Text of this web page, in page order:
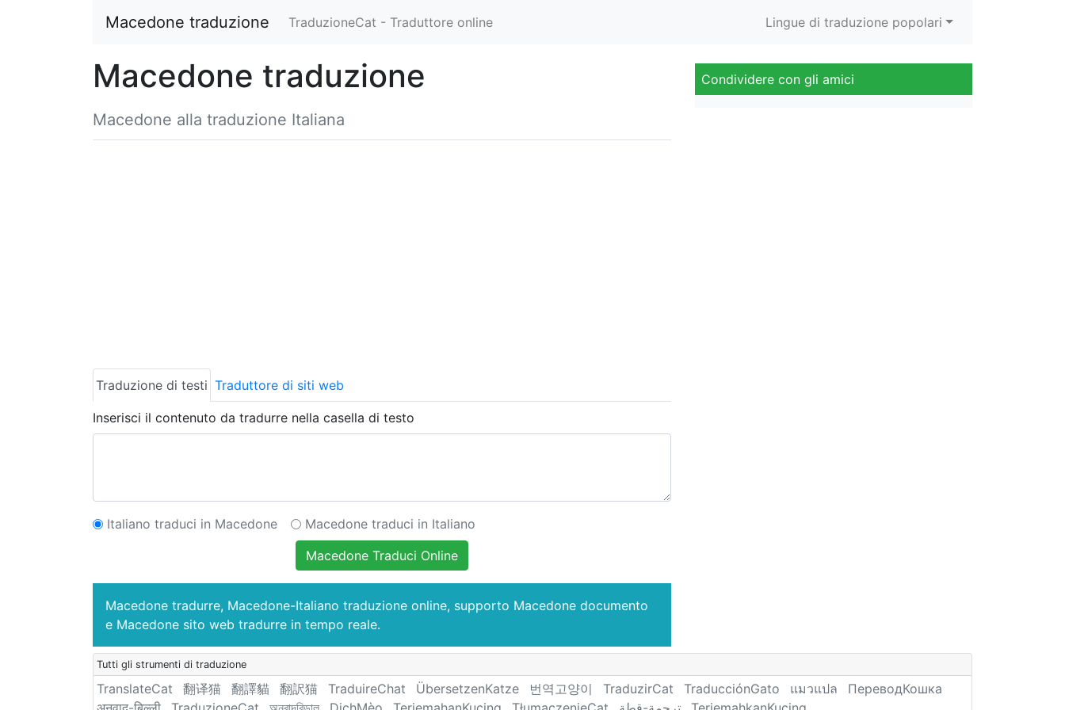
Macedone traduzione TraduzioneCat - Traduttore online Lingue di traduzione popolari
Macedone traduzione
Macedone alla traduzione Italiana
Traduzione di testi Traduttore di siti web
Inserisci il contenuto da tradurre nella casella di testo
Italiano traduci in Macedone
Macedone traduci in Italiano
Macedone Traduci Online
Macedone tradurre, Macedone-Italiano traduzione online, supporto Macedone documento
e Macedone sito web tradurre in tempo reale.
Condividere con gli amici
Tutti gli strumenti di traduzione
TranslateCat 翻译猫 翻譯貓 翻訳猫 TraduireChat ÜbersetzenKatze 번역고양이 TraduzirCat TraducciónGato แมวแปล
ПереводКошка